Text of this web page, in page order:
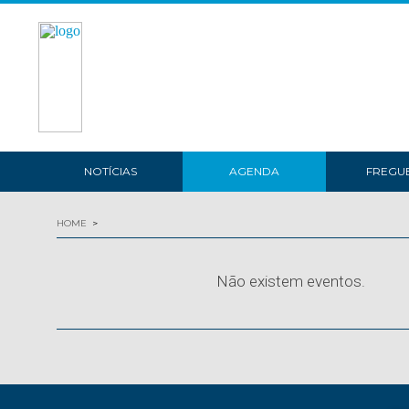
NOTÍCIAS AGENDA
HOME
Não existem eventos.